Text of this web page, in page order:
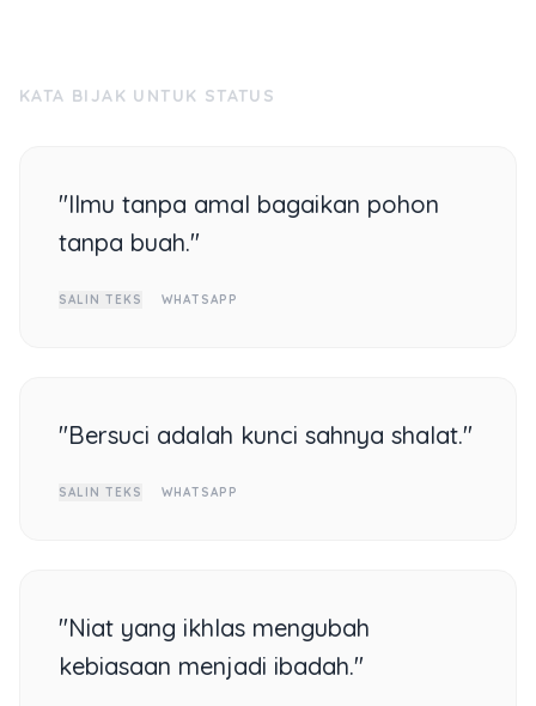
KATA BIJAK UNTUK STATUS
"Ilmu tanpa amal bagaikan pohon
tanpa buah."
SALIN TEKS WHATSAPP
"Bersuci adalah kunci sahnya shalat."
SALIN TEKS WHATSAPP
"Niat yang ikhlas mengubah
kebiasaan menjadi ibadah."